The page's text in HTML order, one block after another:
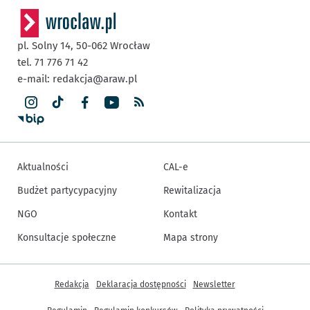
pl. Solny 14, 50-062 Wrocław
tel. 71 776 71 42
e-mail: redakcja@araw.pl
Aktualności
Budżet partycypacyjny
NGO
Konsultacje społeczne
CAL-e
Rewitalizacja
Kontakt
Mapa strony
Inne informacje
Redakcja Deklaracja dostępności Newsletter